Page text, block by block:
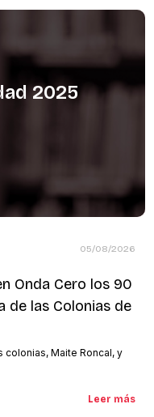
2025
05/08/2026
Onda Cero los 90
de las Colonias de
colonias, Maite Roncal, y
Leer más